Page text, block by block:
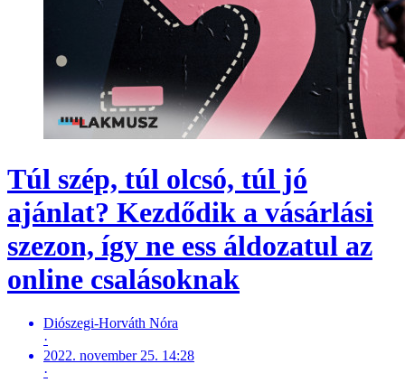
Túl szép, túl olcsó, túl jó
ajánlat? Kezdődik a vásárlási
szezon, így ne ess áldozatul az
online csalásoknak
Diószegi-Horváth Nóra
·
2022. november 25. 14:28
·